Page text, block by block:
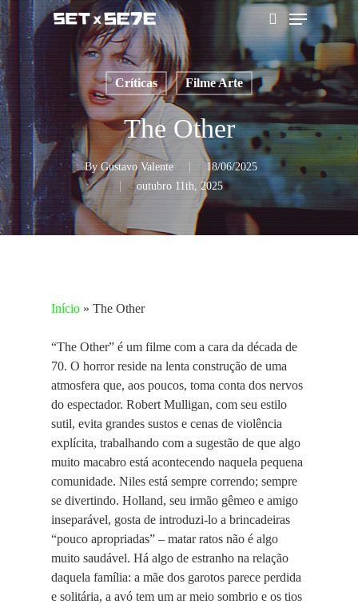
Skip
to
main
content
pesquisar
Menu
Críticas Filme Arte
The Other
By Gustavo Valente
18/06/2025
outubro 11th, 2025
Início » The Other
“The Other” é um filme com a cara da década de
70. O horror reside na lenta construção de uma
atmosfera que, aos poucos, toma conta dos nervos
do espectador. Robert Mulligan, com seu estilo
sutil, evita grandes sustos e cenas de violência
explícita, trabalhando com a sugestão de que algo
muito macabro está acontecendo naquela pequena
comunidade. Niles está sempre correndo; sempre
se divertindo. Holland, seu irmão gêmeo e amigo
inseparável, gosta de introduzi-lo a brincadeiras
“pouco apropriadas” – matar ratos não é algo
muito saudável. Há algo de estranho na relação
daquela família: a mãe dos garotos parece perdida
e solitária, a avó tem um ar meio sombrio e os tios